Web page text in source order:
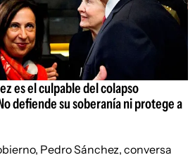
es el culpable del colapso
defiende su soberanía ni protege a